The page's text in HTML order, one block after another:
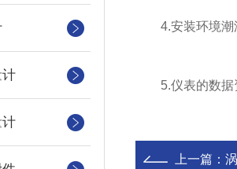
4.安装环境潮湿
5.仪表的数据资
上一篇：